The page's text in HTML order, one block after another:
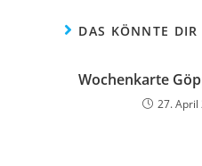
DAS KÖNNTE DIR
Wochenkarte
27. April